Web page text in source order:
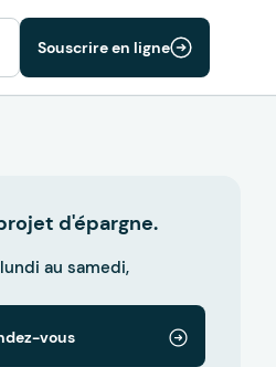
Souscrire en ligne
d'épargne.
au samedi,
vous